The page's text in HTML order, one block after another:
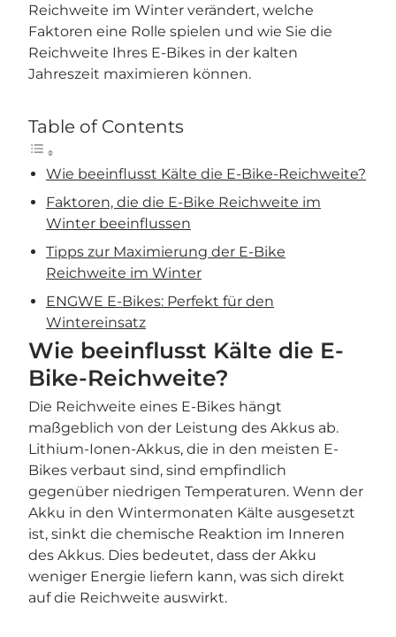
Reichweite im Winter verändert, welche
Faktoren eine Rolle spielen und wie Sie die
Reichweite Ihres E-Bikes in der kalten
Jahreszeit maximieren können.
Table of Contents
Wie beeinflusst Kälte die E-Bike-Reichweite?
Faktoren, die die E-Bike Reichweite im
Winter beeinflussen
Tipps zur Maximierung der E-Bike
Reichweite im Winter
ENGWE E-Bikes: Perfekt für den
Wintereinsatz
Wie beeinflusst Kälte die E-
Bike-Reichweite?
Die Reichweite eines E-Bikes hängt
maßgeblich von der Leistung des Akkus ab.
Lithium-Ionen-Akkus, die in den meisten E-
Bikes verbaut sind, sind empfindlich
gegenüber niedrigen Temperaturen. Wenn der
Akku in den Wintermonaten Kälte ausgesetzt
ist, sinkt die chemische Reaktion im Inneren
des Akkus. Dies bedeutet, dass der Akku
weniger Energie liefern kann, was sich direkt
auf die Reichweite auswirkt.